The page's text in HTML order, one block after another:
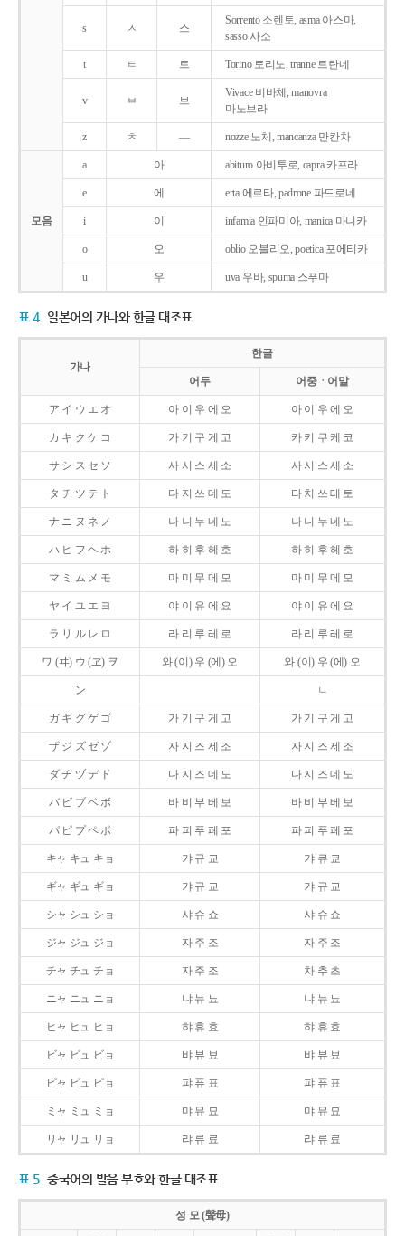
s ㅅ 스
Sorrento 소렌토, asma 아스마,
sasso 사소
t ㅌ 트 Torino 토리노, tranne 트란네
v ㅂ 브
Vivace 비바체, manovra
마노브라
z ㅊ ― nozze 노체, mancanza 만칸차
모음
a 아 abituro 아비투로, capra 카프라
e 에 erta 에르타, padrone 파드로네
i 이 infamia 인파미아, manica 마니카
o 오 oblio 오블리오, poetica 포에티카
u 우 uva 우바, spuma 스푸마
표 4 일본어의 가나와 한글 대조표
가나
한글
어두 어중ㆍ어말
ア イ ウ エ オ 아 이 우 에 오 아 이 우 에 오
カ キ ク ケ コ 가 기 구 게 고 카 키 쿠 케 코
サ シ ス セ ソ 사 시 스 세 소 사 시 스 세 소
タ チ ツ テ ト 다 지 쓰 데 도 타 치 쓰 테 토
ナ ニ ヌ ネ ノ 나 니 누 네 노 나 니 누 네 노
ハ ヒ フ ヘ ホ 하 히 후 헤 호 하 히 후 헤 호
マ ミ ム メ モ 마 미 무 메 모 마 미 무 메 모
ヤ イ ユ エ ヨ 야 이 유 에 요 야 이 유 에 요
ラ リ ル レ ロ 라 리 루 레 로 라 리 루 레 로
ワ (ヰ) ウ (ヱ) ヲ 와 (이) 우 (에) 오 와 (이) 우 (에) 오
ン ㄴ
ガ ギ グ ゲ ゴ 가 기 구 게 고 가 기 구 게 고
ザ ジ ズ ゼ ゾ 자 지 즈 제 조 자 지 즈 제 조
ダ ヂ ヅ デ ド 다 지 즈 데 도 다 지 즈 데 도
バ ビ ブ ベ ボ 바 비 부 베 보 바 비 부 베 보
パ ピ プ ペ ポ 파 피 푸 페 포 파 피 푸 페 포
キャ キュ キョ 갸 규 교 캬 큐 쿄
ギャ ギュ ギョ 갸 규 교 갸 규 교
シャ シュ ショ 샤 슈 쇼 샤 슈 쇼
ジャ ジュ ジョ 자 주 조 자 주 조
チャ チュ チョ 자 주 조 차 추 초
ニャ ニュ ニョ 냐 뉴 뇨 냐 뉴 뇨
ヒャ ヒュ ヒョ 햐 휴 효 햐 휴 효
ビャ ビュ ビョ 뱌 뷰 뵤 뱌 뷰 뵤
ピャ ピュ ピョ 퍄 퓨 표 퍄 퓨 표
ミャ ミュ ミョ 먀 뮤 묘 먀 뮤 묘
リャ リュ リョ 랴 류 료 랴 류 료
표 5 중국어의 발음 부호와 한글 대조표
성 모 (聲母)